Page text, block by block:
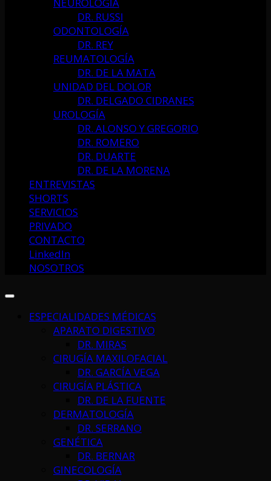
DR. RUSSI
ODONTOLOGÍA
DR. REY
REUMATOLOGÍA
DR. DE LA MATA
UNIDAD DEL DOLOR
DR. DELGADO CIDRANES
UROLOGÍA
DR. ALONSO Y GREGORIO
DR. ROMERO
DR. DUARTE
DR. DE LA MORENA
ENTREVISTAS
SHORTS
SERVICIOS
PRIVADO
CONTACTO
LinkedIn
NOSOTROS
ESPECIALIDADES MÉDICAS
APARATO DIGESTIVO
DR. MIRAS
CIRUGÍA MAXILOFACIAL
DR. GARCÍA VEGA
CIRUGÍA PLÁSTICA
DR. DE LA FUENTE
DERMATOLOGÍA
DR. SERRANO
GENÉTICA
DR. BERNAR
GINECOLOGÍA